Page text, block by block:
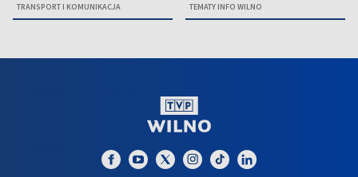
TRANSPORT I KOMUNIKACJA TEMATY INFO WILNO